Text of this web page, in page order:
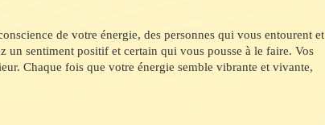
de votre énergie, des personnes qui vous entourent et
un sentiment positif et certain qui vous pousse à le faire. Vos
Chaque fois que votre énergie semble vibrante et vivante,